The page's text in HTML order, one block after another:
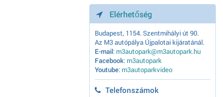
Elérhetőség
Budapest, 1154. Szentmihályi út 90.
Az M3 autópálya Újpalotai kijáratánál.
E-mail: m3autopark@m3autopark.hu
Facebook: m3autopark
Youtube: m3autoparkvideo
Telefonszámok